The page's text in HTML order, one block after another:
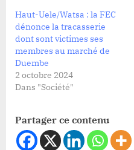
Haut-Uele/Watsa : la FEC
dénonce la tracasserie
dont sont victimes ses
membres au marché de
Duembe
2 octobre 2024
Dans "Société"
Partager ce contenu